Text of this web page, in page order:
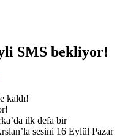
SMS bekliyor!
kaldı!
ilk defa bir
sesini 16 Eylül Pazar